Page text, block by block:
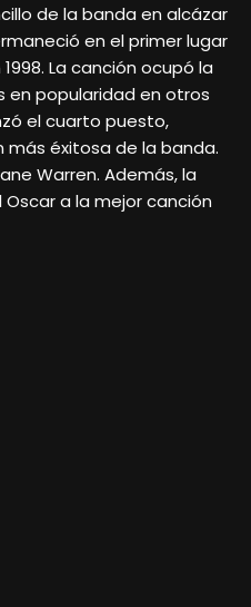
de la banda en alcázar
en el primer lugar
La canción ocupó la
en popularidad en otros
el cuarto puesto,
más éxitosa de la banda.
Warren. Además, la
a la mejor canción